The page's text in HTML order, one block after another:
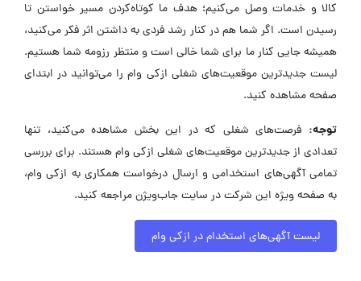
کالا و خدمات وصل می‌کنیم؛ هدف ما کوتاه‌کردن مسیر خواستن تا
رسیدن است. اگر شما هم در کنار رشد فردی به داشتن اثر فکر می‌کنید،
همیشه جایی کنار ما برای شما خالی است و منتظر رزومه شما هستیم.
لیست جدیدترین موقعیت‌های شغلی ازکی وام را می‌توانید در ابتدای
صفحه مشاهده کنید.
توجه: فرصت‌های شغلی که در این بخش مشاهده می‌کنید، تنها
تعدادی از جدیدترین موقعیت‌های شغلی ازکی وام هستند. برای بررسی
تمامی آگهی‌های استخدامی و ارسال درخواست همکاری به ازکی وام،
به صفحه ویژه این شرکت در سایت جاب‌ویژن مراجعه کنید.
لیست آگهی‌های استخدام در ازکی وام